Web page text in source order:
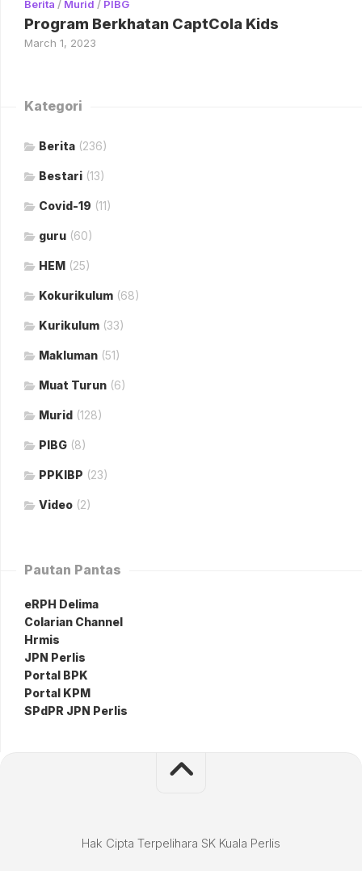
Berita / Murid / PIBG
Program Berkhatan CaptCola Kids
March 1, 2023
Kategori
Berita (236)
Bestari (13)
Covid-19 (11)
guru (60)
HEM (25)
Kokurikulum (68)
Kurikulum (33)
Makluman (51)
Muat Turun (6)
Murid (128)
PIBG (8)
PPKIBP (23)
Video (2)
Pautan Pantas
eRPH Delima
Colarian Channel
Hrmis
JPN Perlis
Portal BPK
Portal KPM
SPdPR JPN Perlis
Hak Cipta Terpelihara SK Kuala Perlis